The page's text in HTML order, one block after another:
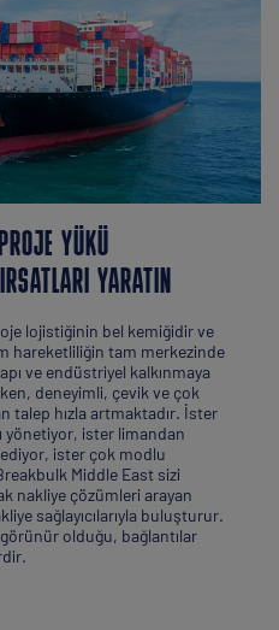
YÜKÜ
YARATIN
lojistiğinin bel kemiğidir ve
hareketliliğin tam merkezinde
ve endüstriyel kalkınmaya
deneyimli, çevik ve çok
talep hızla artmaktadır. İster
yönetiyor, ister limandan
ister çok modlu
Middle East sizi
nakliye çözümleri arayan
sağlayıcılarıyla buluşturur.
olduğu, bağlantılar